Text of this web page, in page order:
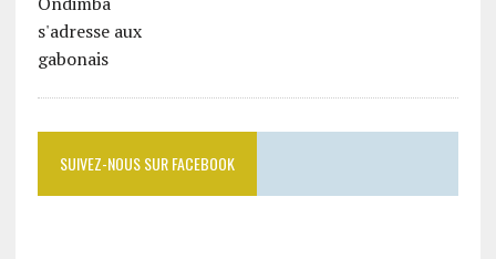
SUIVEZ-NOUS SUR FACEBOOK